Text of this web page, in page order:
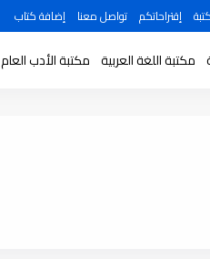
إقتراحاتكم تواصل معنا إضافة كتاب
مكتبة اللغة العربية مكتبة الأدب العام